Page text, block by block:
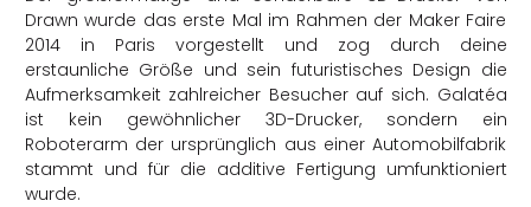
Drawn wurde das erste Mal im Rahmen der Maker Faire
2014 in Paris vorgestellt und zog durch deine
erstaunliche Größe und sein futuristisches Design die
Aufmerksamkeit zahlreicher Besucher auf sich. Galatéa
ist kein gewöhnlicher 3D-Drucker, sondern ein
Roboterarm der ursprünglich aus einer Automobilfabrik
stammt und für die additive Fertigung umfunktioniert
wurde.